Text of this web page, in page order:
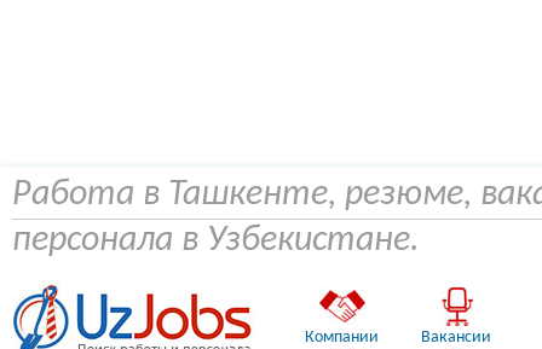
Работа в Ташкенте, резюме,
персонала в Узбекистане.
Компании Вакансии